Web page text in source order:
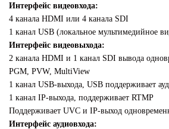
Интерфейс видеовхода:
4 канала HDMI или 4 канала SDI
1 канал USB (локальное мультимедийное
Интерфейс видеовыхода:
2 канала HDMI и 1 канал SDI вывода
PGM, PVW, MultiView
1 канал USB-выхода, USB поддерживает
1 канал IP-выхода, поддерживает RTMP
Поддерживает UVC и IP-выход
Интерфейс аудиовхода: